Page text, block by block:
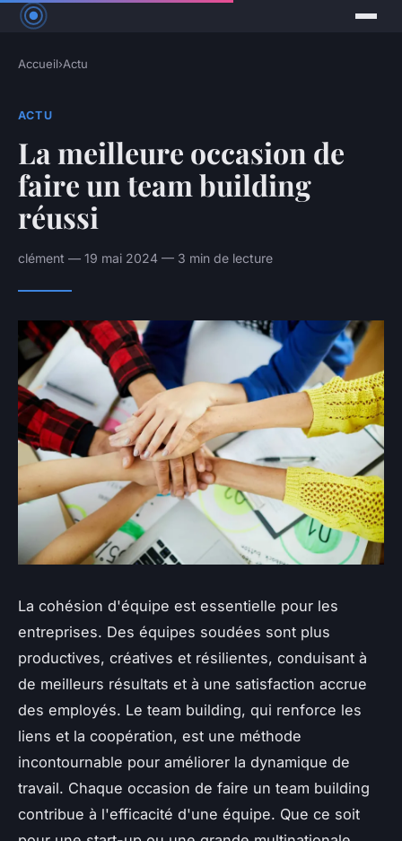
Accueil›Actu
ACTU
La meilleure occasion de
faire un team building
réussi
clément — 19 mai 2024 — 3 min de lecture
La cohésion d'équipe est essentielle pour les
entreprises. Des équipes soudées sont plus
productives, créatives et résilientes, conduisant à
de meilleurs résultats et à une satisfaction accrue
des employés. Le team building, qui renforce les
liens et la coopération, est une méthode
incontournable pour améliorer la dynamique de
travail. Chaque occasion de faire un team building
contribue à l'efficacité d'une équipe. Que ce soit